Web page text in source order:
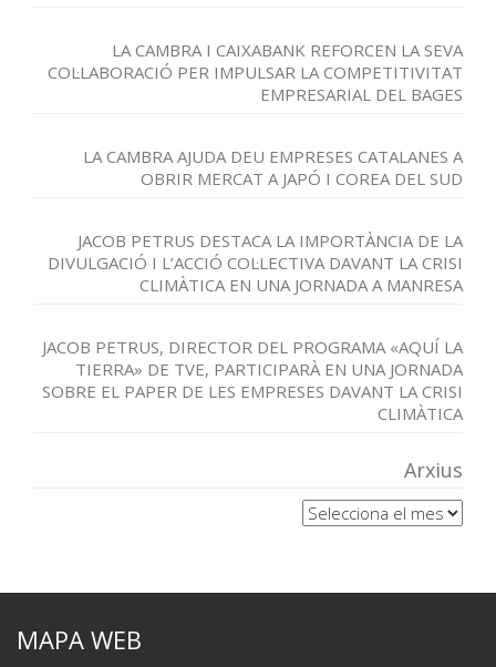
LA CAMBRA I CAIXABANK REFORCEN LA SEVA
COL·LABORACIÓ PER IMPULSAR LA COMPETITIVITAT
EMPRESARIAL DEL BAGES
LA CAMBRA AJUDA DEU EMPRESES CATALANES A
OBRIR MERCAT A JAPÓ I COREA DEL SUD
JACOB PETRUS DESTACA LA IMPORTÀNCIA DE LA
DIVULGACIÓ I L’ACCIÓ COL·LECTIVA DAVANT LA CRISI
CLIMÀTICA EN UNA JORNADA A MANRESA
JACOB PETRUS, DIRECTOR DEL PROGRAMA «AQUÍ LA
TIERRA» DE TVE, PARTICIPARÀ EN UNA JORNADA
SOBRE EL PAPER DE LES EMPRESES DAVANT LA CRISI
CLIMÀTICA
Arxius
Arxius
MAPA WEB